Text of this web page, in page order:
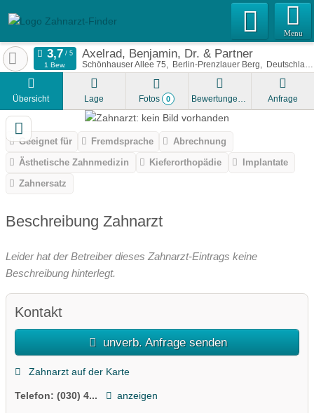
Menu
Axelrad, Benjamin, Dr. & Partner
Schönhauser Allee 75 Berlin-Prenzlauer Berg Deutschland
1 Bew.
Übersicht Lage Fotos 0 Bewertungen Anfrage
Geeignet für Fremdsprache
Abrechnung
Ästhetische Zahnmedizin
Kieferorthopädie
Implantate
Zahnersatz
Beschreibung Zahnarzt
Leider hat der Betreiber dieses Zahnarzt-Eintrags keine
Beschreibung hinterlegt.
Kontakt
unverb. Anfrage senden
Zahnarzt auf der Karte
Telefon: (030) 4... anzeigen